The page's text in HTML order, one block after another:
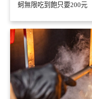
蚵無限吃到飽只要200元